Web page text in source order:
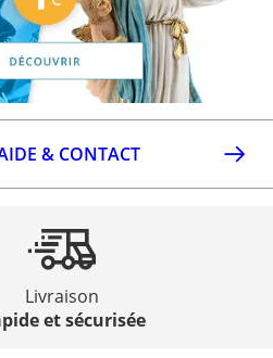
& CONTACT
Livraison
et sécurisée